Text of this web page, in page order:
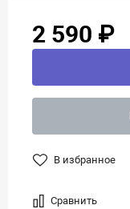
2 590 ₽
В избранное
Сравнить